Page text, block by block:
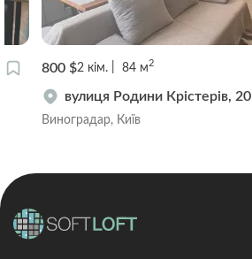
800 $2 кім. 84 м2
вулиця Родини Крістерів, 20
Виноградар, Київ